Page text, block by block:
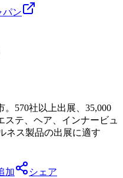
パン
570社以上出展、35,000
テ、ヘア、インナービュ
ネス製品の出展に適す
加 シェア